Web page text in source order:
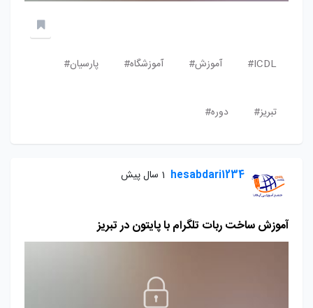
ICDL# آموزش# آموزشگاه# پارسیان#
تبریز# دوره#
hesabdari1234 1 سال پیش
آموزش ساخت ربات تلگرام با پایتون در تبریز